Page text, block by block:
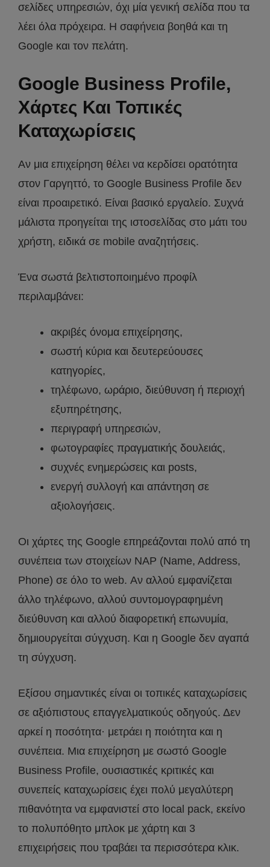
σελίδες υπηρεσιών, όχι μία γενική σελίδα που τα
λέει όλα πρόχειρα. Η σαφήνεια βοηθά και τη
Google και τον πελάτη.
Google Business Profile,
Χάρτες Και Τοπικές
Καταχωρίσεις
Αν μια επιχείρηση θέλει να κερδίσει ορατότητα
στον Γαργηττό, το Google Business Profile δεν
είναι προαιρετικό. Είναι βασικό εργαλείο. Συχνά
μάλιστα προηγείται της ιστοσελίδας στο μάτι του
χρήστη, ειδικά σε mobile αναζητήσεις.
Ένα σωστά βελτιστοποιημένο προφίλ
περιλαμβάνει:
ακριβές όνομα επιχείρησης,
σωστή κύρια και δευτερεύουσες
κατηγορίες,
τηλέφωνο, ωράριο, διεύθυνση ή περιοχή
εξυπηρέτησης,
περιγραφή υπηρεσιών,
φωτογραφίες πραγματικής δουλειάς,
συχνές ενημερώσεις και posts,
ενεργή συλλογή και απάντηση σε
αξιολογήσεις.
Οι χάρτες της Google επηρεάζονται πολύ από τη
συνέπεια των στοιχείων NAP (Name, Address,
Phone) σε όλο το web. Αν αλλού εμφανίζεται
άλλο τηλέφωνο, αλλού συντομογραφημένη
διεύθυνση και αλλού διαφορετική επωνυμία,
δημιουργείται σύγχυση. Και η Google δεν αγαπά
τη σύγχυση.
Εξίσου σημαντικές είναι οι τοπικές καταχωρίσεις
σε αξιόπιστους επαγγελματικούς οδηγούς. Δεν
αρκεί η ποσότητα· μετράει η ποιότητα και η
συνέπεια. Μια επιχείρηση με σωστό Google
Business Profile, ουσιαστικές κριτικές και
συνεπείς καταχωρίσεις έχει πολύ μεγαλύτερη
πιθανότητα να εμφανιστεί στο local pack, εκείνο
το πολυπόθητο μπλοκ με χάρτη και 3
επιχειρήσεις που τραβάει τα περισσότερα κλικ.